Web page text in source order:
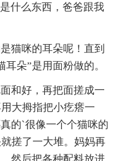
什么东西，爸爸跟我
猫咪的耳朵呢！直到
朵”是用面粉做的。
和好，再把面搓成一
大拇指把小疙瘩一
的`很像一个个猫咪的
搓了一大堆。妈妈再
然后把各种配料放进